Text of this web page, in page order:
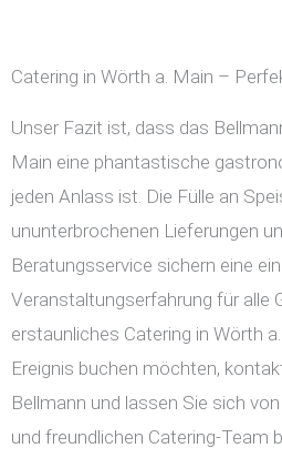
Catering in Wörth a. Main –
Unser Fazit ist, dass das
Main eine phantastische
jeden Anlass ist. Die Fülle an
ununterbrochenen Lieferungen
Beratungsservice sichern eine
Veranstaltungserfahrung für alle
erstaunliches Catering in Wörth
Ereignis buchen möchten,
Bellmann und lassen Sie sich
und freundlichen Catering-Team